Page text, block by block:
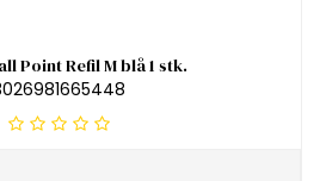
Point Refil M blå 1 stk.